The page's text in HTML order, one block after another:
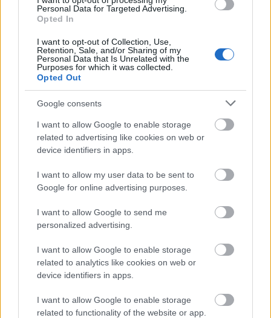
Personal Data for Targeted Advertising.
Opted In
I want to opt-out of Collection, Use,
Retention, Sale, and/or Sharing of my
Personal Data that Is Unrelated with the
Purposes for which it was collected.
Opted Out
Google consents
I want to allow Google to enable storage
related to advertising like cookies on web or
device identifiers in apps.
I want to allow my user data to be sent to
Google for online advertising purposes.
I want to allow Google to send me
personalized advertising.
I want to allow Google to enable storage
related to analytics like cookies on web or
device identifiers in apps.
I want to allow Google to enable storage
related to functionality of the website or app.